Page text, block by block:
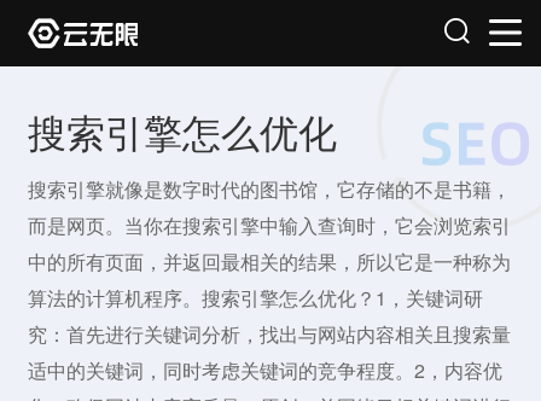
搜索引擎怎么优化
搜索引擎就像是数字时代的图书馆，它存储的不是书籍，
而是网页。当你在搜索引擎中输入查询时，它会浏览索引
中的所有页面，并返回最相关的结果，所以它是一种称为
算法的计算机程序。搜索引擎怎么优化？1，关键词研
究：首先进行关键词分析，找出与网站内容相关且搜索量
适中的关键词，同时考虑关键词的竞争程度。2，内容优